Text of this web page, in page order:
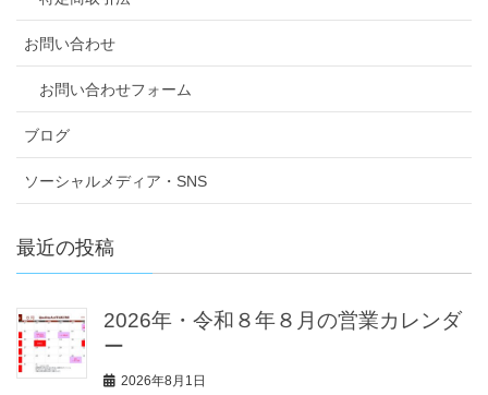
お問い合わせ
お問い合わせフォーム
ブログ
ソーシャルメディア・SNS
最近の投稿
2026年・令和８年８月の営業カレンダ
ー
2026年8月1日